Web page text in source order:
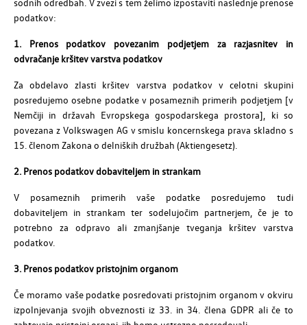
podatkov:
1. Prenos podatkov povezanim podjetjem za razjasnitev in
odvračanje kršitev varstva podatkov
Za obdelavo zlasti kršitev varstva podatkov v celotni skupini
posredujemo osebne podatke v posameznih primerih podjetjem [v
Nemčiji in državah Evropskega gospodarskega prostora], ki so
povezana z Volkswagen AG v smislu koncernskega prava skladno s
15. členom Zakona o delniških družbah (Aktiengesetz).
2. Prenos podatkov dobaviteljem in strankam
V posameznih primerih vaše podatke posredujemo tudi
dobaviteljem in strankam ter sodelujočim partnerjem, če je to
potrebno za odpravo ali zmanjšanje tveganja kršitev varstva
podatkov.
3. Prenos podatkov pristojnim organom
Če moramo vaše podatke posredovati pristojnim organom v okviru
izpolnjevanja svojih obveznosti iz 33. in 34. člena GDPR ali če to